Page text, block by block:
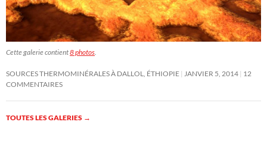
Cette galerie contient8 photos.
SOURCES THERMOMINÉRALES À DALLOL, ÉTHIOPIE JANVIER 5, 2014 12
COMMENTAIRES
TOUTES LES GALERIES →